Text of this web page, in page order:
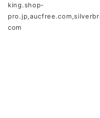
king.shop-
com